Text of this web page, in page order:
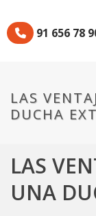
91 656 78
LAS
DUCHA
LAS
UNA